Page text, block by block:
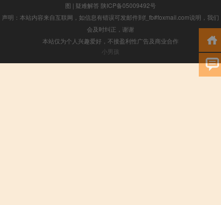
图 | 疑难解答 陕ICP备05009492号
声明：本站内容来自互联网，如信息有错误可发邮件到f_fb#foxmail.com说明，我们
会及时纠正，谢谢
本站仅为个人兴趣爱好，不接盈利性广告及商业合作
小男孩